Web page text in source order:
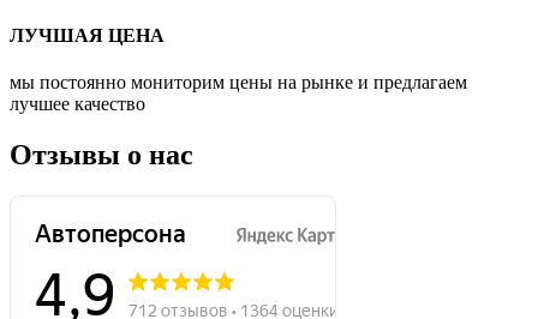
ЛУЧШАЯ ЦЕНА
мы постоянно мониторим цены на рынке и предлагаем
лучшее качество
Отзывы о нас